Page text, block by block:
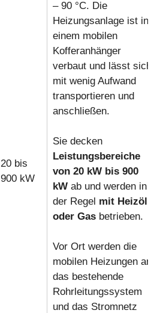
20 bis
900 kW
– 90 °C. Die
Heizungsanlage ist in
einem mobilen
Kofferanhänger
verbaut und lässt sich
mit wenig Aufwand
transportieren und
anschließen.
Sie decken
Leistungsbereiche
von 20 kW bis 900
kWab und werden in
der Regel mit Heizöl
oder Gasbetrieben.
Vor Ort werden die
mobilen Heizungen an
das bestehende
Rohrleitungssystem
und das Stromnetz